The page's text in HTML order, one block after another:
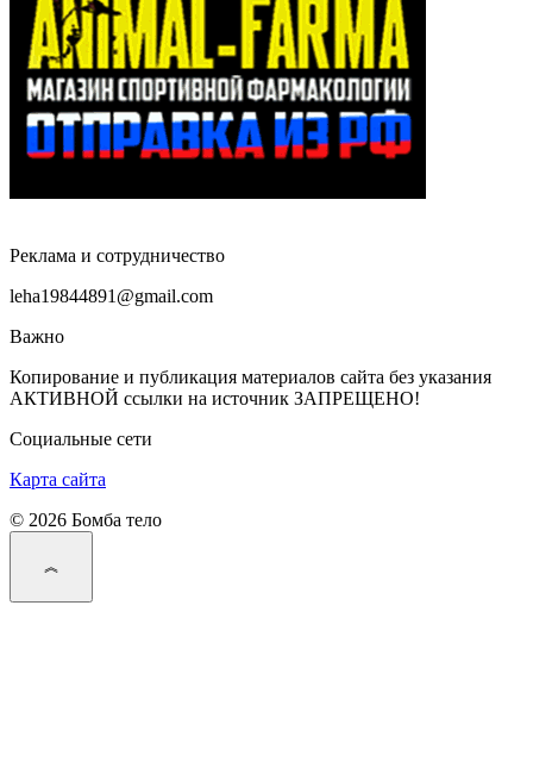
Реклама и сотрудничество
leha19844891@gmail.com
Важно
Копирование и публикация материалов сайта без указания
АКТИВНОЙ ссылки на источник ЗАПРЕЩЕНО!
Социальные сети
Карта сайта
© 2026 Бомба тело